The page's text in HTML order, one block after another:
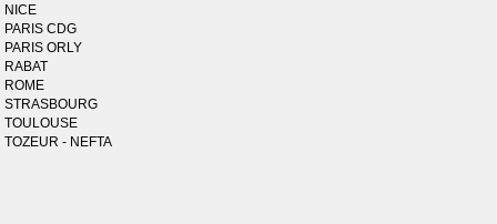
NICE
PARIS CDG
PARIS ORLY
RABAT
ROME
STRASBOURG
TOULOUSE
TOZEUR - NEFTA